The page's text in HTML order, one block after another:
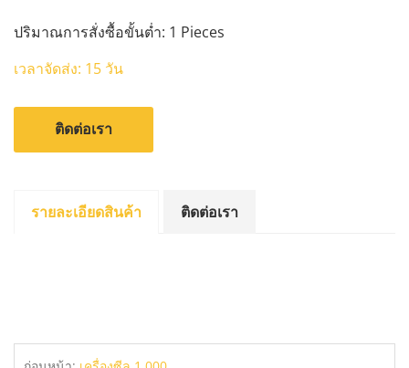
ปริมาณการสั่งซื้อขั้นต่ำ: 1 Pieces
เวลาจัดส่ง: 15 วัน
ติดต่อเรา
รายละเอียดสินค้า ติดต่อเรา